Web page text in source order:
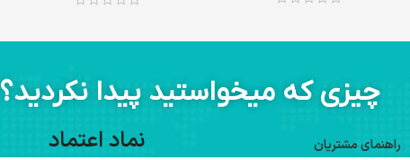
چیزی که میخواستید پیدا نکردید؟
راهنمای مشتریان نماد اعتماد